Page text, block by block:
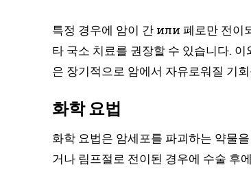
특정 경우에 암이 간 или 폐로만 전이
타 국소 치료를 권장할 수 있습니다.
은 장기적으로 암에서 자유로워질 기
화학 요법
화학 요법은 암세포를 파괴하는 약물
거나 림프절로 전이된 경우에 수술 후